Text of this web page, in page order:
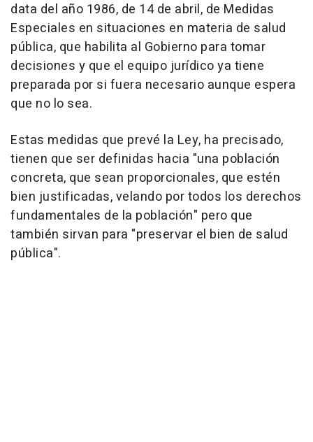
data del año 1986, de 14 de abril, de Medidas
Especiales en situaciones en materia de salud
pública, que habilita al Gobierno para tomar
decisiones y que el equipo jurídico ya tiene
preparada por si fuera necesario aunque espera
que no lo sea.
Estas medidas que prevé la Ley, ha precisado,
tienen que ser definidas hacia "una población
concreta, que sean proporcionales, que estén
bien justificadas, velando por todos los derechos
fundamentales de la población" pero que
también sirvan para "preservar el bien de salud
pública".